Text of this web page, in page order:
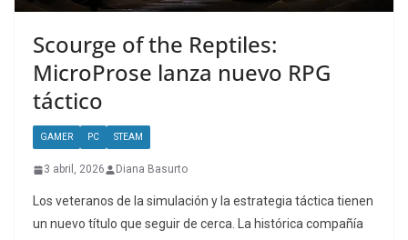
Scourge of the Reptiles:
MicroProse lanza nuevo RPG
táctico
GAMER PC STEAM
3 abril, 2026 Diana Basurto
Los veteranos de la simulación y la estrategia táctica tienen
un nuevo título que seguir de cerca. La histórica compañía